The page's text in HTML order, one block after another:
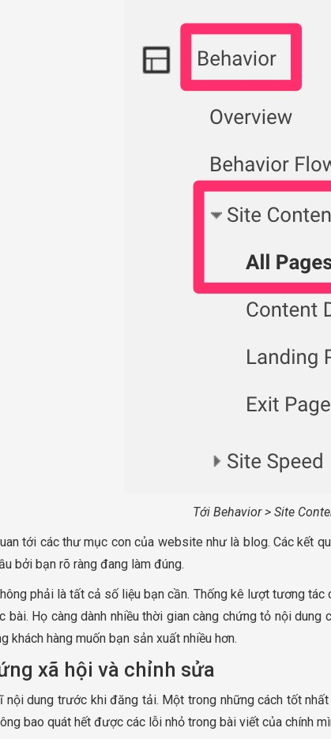
Tới Behavior > Site
tới các thư mục con của website như là blog. Các kết
bởi bạn rõ ràng đang làm đúng.
phải là tất cả số liệu bạn cần. Thống kê lượt tương
bài. Họ càng dành nhiều thời gian càng chứng tỏ nội
khách hàng muốn bạn sản xuất nhiều hơn.
xã hội và chỉnh sửa
nội dung trước khi đăng tải. Một trong những cách tốt
bao quát hết được các lỗi nhỏ trong bài viết của chính